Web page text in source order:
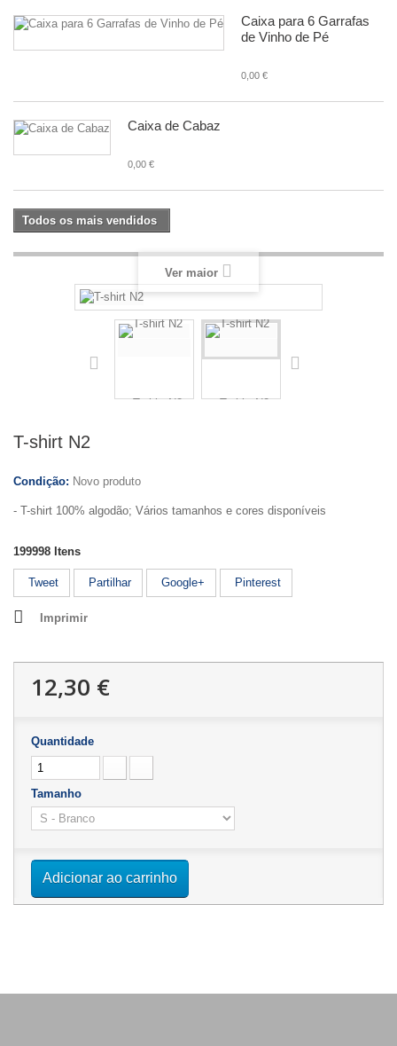
Caixa para 6 Garrafas
de Vinho de Pé
0,00 €
Caixa de Cabaz
0,00 €
Todos os mais vendidos
Ver maior
T-shirt N2
Condição: Novo produto
- T-shirt 100% algodão; Vários tamanhos e cores disponíveis
199998 Itens
Tweet Partilhar Google+ Pinterest
Imprimir
12,30 €
Quantidade
Tamanho
Adicionar ao carrinho